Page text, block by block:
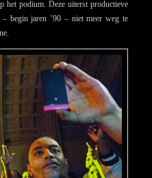
het podium. Deze uiterst productieve
begin jaren ’90 – niet meer weg te